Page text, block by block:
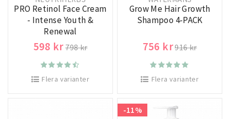
PRO Retinol Face Cream
- Intense Youth &
Renewal
598 kr798 kr
Flera varianter
Grow Me Hair Growth
Shampoo 4-PACK
756 kr916 kr
Flera varianter
-11%